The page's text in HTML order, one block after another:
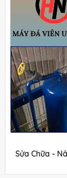
Sửa Chữa -